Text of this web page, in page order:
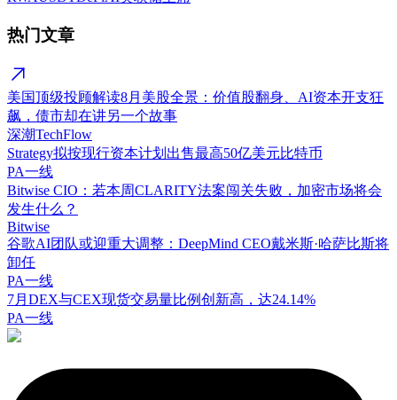
热门文章
美国顶级投顾解读8月美股全景：价值股翻身、AI资本开支狂
飙，债市却在讲另一个故事
深潮TechFlow
Strategy拟按现行资本计划出售最高50亿美元比特币
PA一线
Bitwise CIO：若本周CLARITY法案闯关失败，加密市场将会
发生什么？
Bitwise
谷歌AI团队或迎重大调整：DeepMind CEO戴米斯·哈萨比斯将
卸任
PA一线
7月DEX与CEX现货交易量比例创新高，达24.14%
PA一线